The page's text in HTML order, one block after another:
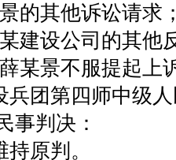
的其他诉讼请求
建设公司的其他
某景不服提起上
兵团第四师中级
事判决：
原判。